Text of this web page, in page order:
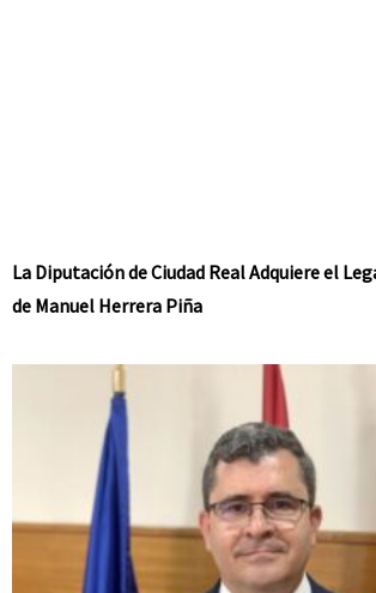
La Diputación de Ciudad Real Adquiere el
de Manuel Herrera Piña